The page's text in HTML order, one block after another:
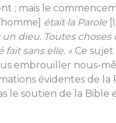
; mais le
était la Parole
un dieu. Toutes
fait sans elle. » Ce
embrouiller nous-
évidentes de
le soutien de la